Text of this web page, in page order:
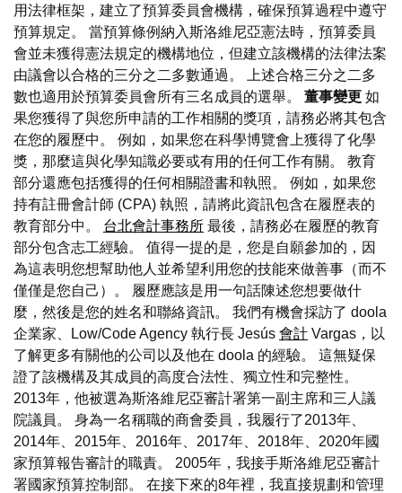
用法律框架，建立了預算委員會機構，確保預算過程中遵守
預算規定。 當預算條例納入斯洛維尼亞憲法時，預算委員
會並未獲得憲法規定的機構地位，但建立該機構的法律法案
由議會以合格的三分之二多數通過。 上述合格三分之二多
數也適用於預算委員會所有三名成員的選舉。 董事變更 如
果您獲得了與您所申請的工作相關的獎項，請務必將其包含
在您的履歷中。 例如，如果您在科學博覽會上獲得了化學
獎，那麼這與化學知識必要或有用的任何工作有關。 教育
部分還應包括獲得的任何相關證書和執照。 例如，如果您
持有註冊會計師 (CPA) 執照，請將此資訊包含在履歷表的
教育部分中。 台北會計事務所 最後，請務必在履歷的教育
部分包含志工經驗。 值得一提的是，您是自願參加的，因
為這表明您想幫助他人並希望利用您的技能來做善事（而不
僅僅是您自己）。 履歷應該是用一句話陳述您想要做什
麼，然後是您的姓名和聯絡資訊。 我們有機會採訪了 doola
企業家、Low/Code Agency 執行長 Jesús 會計 Vargas，以
了解更多有關他的公司以及他在 doola 的經驗。 這無疑保
證了該機構及其成員的高度合法性、獨立性和完整性。
2013年，他被選為斯洛維尼亞審計署第一副主席和三人議
院議員。 身為一名稱職的商會委員，我履行了2013年、
2014年、2015年、2016年、2017年、2018年、2020年國
家預算報告審計的職責。 2005年，我接手斯洛維尼亞審計
署國家預算控制部。 在接下來的8年裡，我直接規劃和管理